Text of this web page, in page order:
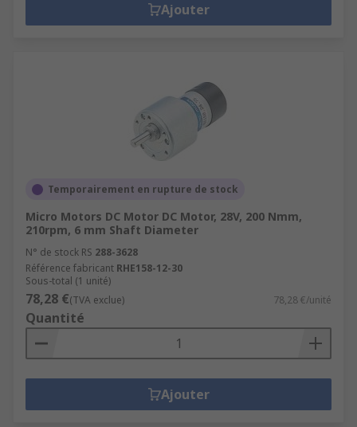
Ajouter
Temporairement en rupture de stock
Micro Motors DC Motor DC Motor, 28V, 200 Nmm,
210rpm, 6 mm Shaft Diameter
N° de stock RS 288-3628
Référence fabricant RHE158-12-30
Sous-total (1 unité)
78,28 €(TVA exclue) 78,28 €/unité
Quantité
Ajouter